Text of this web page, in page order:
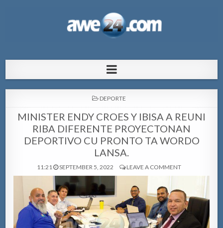
pa Aruba
POSTED
DEPORTE
MINISTER ENDY CROES Y IBISA A REUNI
RIBA DIFERENTE PROYECTONAN
DEPORTIVO CU PRONTO TA WORDO
LANSA.
11:21 SEPTEMBER 5, 2022 LEAVE A COMMENT